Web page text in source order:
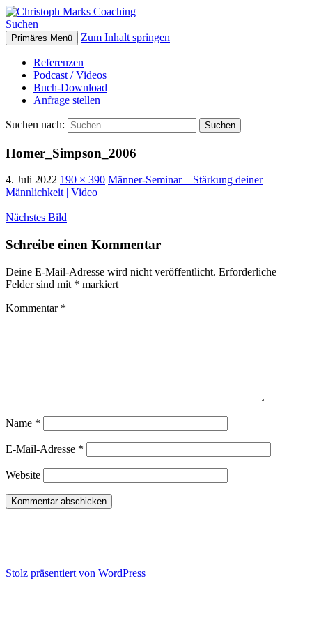
Christoph Marks Coaching
Suchen
Primäres Menü Zum Inhalt springen
Referenzen
Podcast / Videos
Buch-Download
Anfrage stellen
Suchen nach:
Homer_Simpson_2006
4. Juli 2022 190 × 390 Männer-Seminar – Stärkung deiner
Männlichkeit | Video
Nächstes Bild
Schreibe einen Kommentar
Deine E-Mail-Adresse wird nicht veröffentlicht. Erforderliche
Felder sind mit * markiert
Kommentar *
Name *
E-Mail-Adresse *
Website
Stolz präsentiert von WordPress